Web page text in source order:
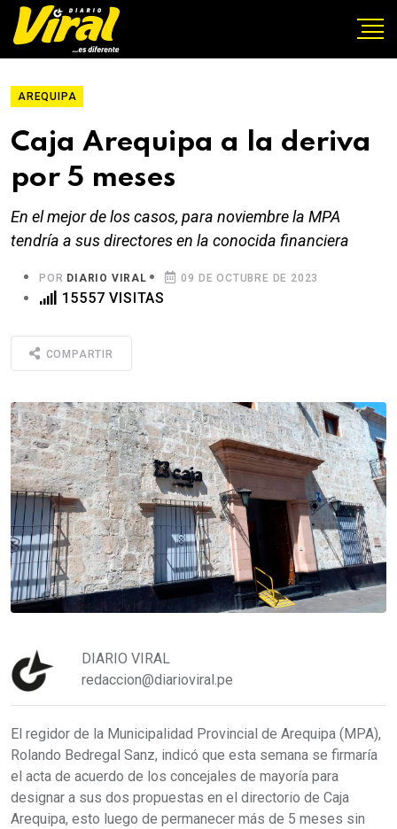
AREQUIPA
Caja Arequipa a la deriva
por 5 meses
En el mejor de los casos, para noviembre la MPA
tendría a sus directores en la conocida financiera
POR DIARIO VIRAL 09 DE OCTUBRE DE 2023
15557 VISITAS
COMPARTIR
DIARIO VIRAL
redaccion@diarioviral.pe
El regidor de la Municipalidad Provincial de Arequipa (MPA),
Rolando Bedregal Sanz, indicó que esta semana se firmaría
el acta de acuerdo de los concejales de mayoría para
designar a sus dos propuestas en el directorio de Caja
Arequipa, esto luego de permanecer más de 5 meses sin